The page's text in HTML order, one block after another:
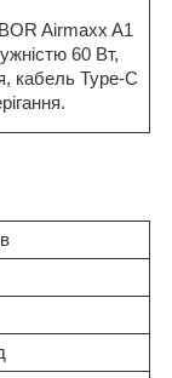
Airmaxx A1
60 Вт,
кабель Type-C